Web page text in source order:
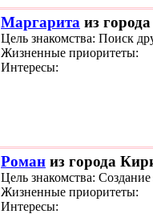
Маргарита из
Цель знакомства: Поиск
Жизненные приоритеты:
Интересы:
Роман из города
Цель знакомства: Создание
Жизненные приоритеты:
Интересы: